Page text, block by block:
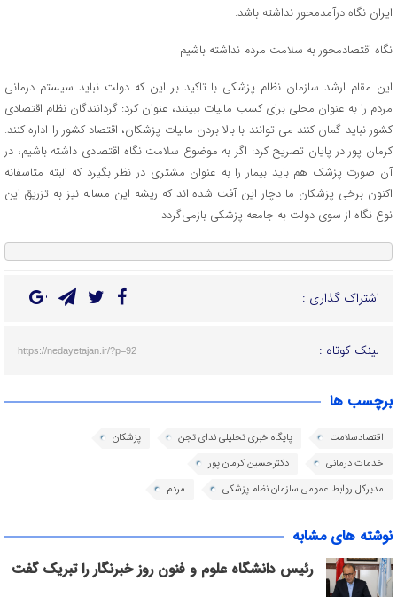
ایران نگاه درآمدمحور نداشته باشد.
نگاه اقتصادمحور به سلامت مردم نداشته باشیم
این مقام ارشد سازمان نظام پزشکی با تاکید بر این که دولت نباید سیستم درمانی
مردم را به عنوان محلی برای کسب مالیات ببینند، عنوان کرد: گردانندگان نظام اقتصادی
کشور نباید گمان کنند می توانند با بالا بردن مالیات پزشکان، اقتصاد کشور را اداره کنند.
کرمان پور در پایان تصریح کرد: اگر به موضوع سلامت نگاه اقتصادی داشته باشیم، در
آن صورت پزشک هم باید بیمار را به عنوان مشتری در نظر بگیرد که البته متاسفانه
اکنون برخی پزشکان ما دچار این آفت شده اند که ریشه این مساله نیز به تزریق این
نوع نگاه از سوی دولت به جامعه پزشکی بازمی‌گردد
اشتراک گذاری :
لینک کوتاه : https://nedayetajan.ir/?p=92
برچسب ها
اقتصادسلامت پایگاه خبری تحلیلی ندای تجن
پزشکان
خدمات درمانی
دکترحسین کرمان پور
مدیرکل روابط عمومی سازمان نظام پزشکی
مردم
نوشته های مشابه
رئیس دانشگاه علوم و فنون روز خبرنگار را تبریک گفت